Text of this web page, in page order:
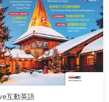
互動英語